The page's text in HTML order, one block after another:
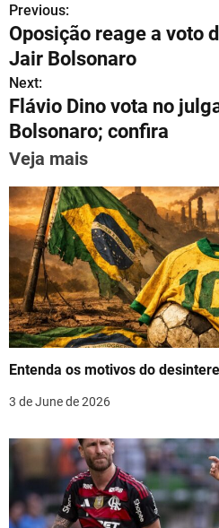
at
s
A
p
p
e
gr
a
m
e
b
o
o
ai
l
P
o
s
t
n
a
v
i
g
a
t
n
Previous:
Oposição reage a voto
Jair Bolsonaro
Next:
Flávio Dino vota no
Bolsonaro; confira
Veja mais
Entenda os motivos do
3 de June de 2026